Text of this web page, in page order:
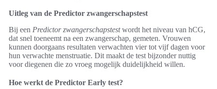
Uitleg van de Predictor zwangerschapstest
Bij een Predictor zwangerschapstestwordt het niveau van hCG,
dat snel toeneemt na een zwangerschap, gemeten. Vrouwen
kunnen doorgaans resultaten verwachten vier tot vijf dagen voor
hun verwachte menstruatie. Dit maakt de test bijzonder nuttig
voor diegenen die zo vroeg mogelijk duidelijkheid willen.
Hoe werkt de Predictor Early test?